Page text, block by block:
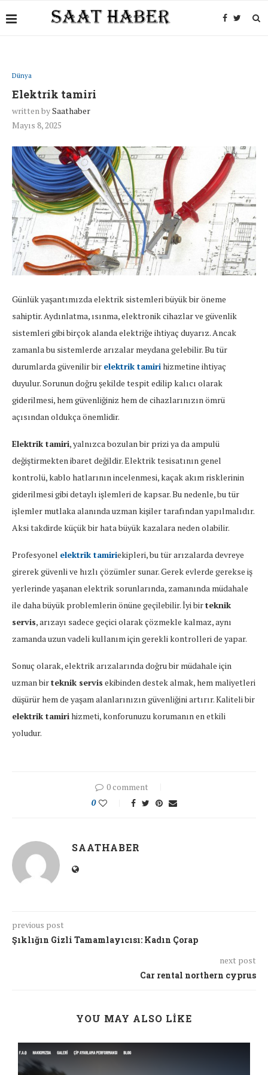
Dünya
Elektrik tamiri
written bySaathaber
Mayıs 8, 2025
Günlük yaşantımızda elektrik sistemleri büyük bir öneme
sahiptir. Aydınlatma, ısınma, elektronik cihazlar ve güvenlik
sistemleri gibi birçok alanda elektriğe ihtiyaç duyarız. Ancak
zamanla bu sistemlerde arızalar meydana gelebilir. Bu tür
durumlarda güvenilir bir elektrik tamirihizmetine ihtiyaç
duyulur. Sorunun doğru şekilde tespit edilip kalıcı olarak
giderilmesi, hem güvenliğiniz hem de cihazlarınızın ömrü
açısından oldukça önemlidir.
Elektrik tamiri, yalnızca bozulan bir prizi ya da ampulü
değiştirmekten ibaret değildir. Elektrik tesisatının genel
kontrolü, kablo hatlarının incelenmesi, kaçak akım risklerinin
giderilmesi gibi detaylı işlemleri de kapsar. Bu nedenle, bu tür
işlemler mutlaka alanında uzman kişiler tarafından yapılmalıdır.
Aksi takdirde küçük bir hata büyük kazalara neden olabilir.
Profesyonel elektrik tamiriekipleri, bu tür arızalarda devreye
girerek güvenli ve hızlı çözümler sunar. Gerek evlerde gerekse iş
yerlerinde yaşanan elektrik sorunlarında, zamanında müdahale
ile daha büyük problemlerin önüne geçilebilir. İyi birteknik
servis, arızayı sadece geçici olarak çözmekle kalmaz, aynı
zamanda uzun vadeli kullanım için gerekli kontrolleri de yapar.
Sonuç olarak, elektrik arızalarında doğru bir müdahale için
uzman birteknik servis ekibinden destek almak, hem maliyetleri
düşürür hem de yaşam alanlarınızın güvenliğini artırır. Kaliteli bir
elektrik tamirihizmeti, konforunuzu korumanın en etkili
yoludur.
0 comment
0
SAATHABER
previous post
Şıklığın Gizli Tamamlayıcısı: Kadın Çorap
next post
Car rental northern cyprus
YOU MAY ALSO LIKE